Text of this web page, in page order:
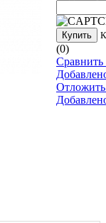
Купить
(0)
Сравнить
Отложить